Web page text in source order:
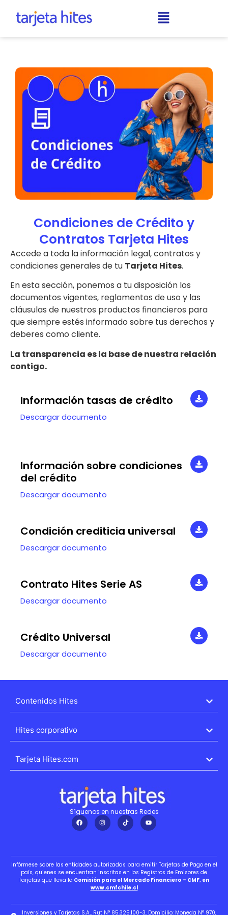
Condiciones de Crédito y
Contratos Tarjeta Hites
Accede a toda la información legal, contratos y
condiciones generales de tu Tarjeta Hites.
En esta sección, ponemos a tu disposición los
documentos vigentes, reglamentos de uso y las
cláusulas de nuestros productos financieros para
que siempre estés informado sobre tus derechos y
deberes como cliente.
La transparencia es la base de nuestra relación
contigo.
Información tasas de crédito
Descargar documento
Información sobre condiciones
del crédito
Descargar documento
Condición crediticia universal
Descargar documento
Contrato Hites Serie AS
Descargar documento
Crédito Universal
Descargar documento
Contenidos Hites
Hites corporativo
Tarjeta Hites.com
Síguenos en nuestras Redes
Infórmese sobre las entidades autorizadas para emitir Tarjetas de Pago en el
país, quienes se encuentran inscritas en los Registros de Emisores de
Tarjetas que lleva la Comisión para el Mercado Financiero – CMF, en
www.cmfchile.cl
Inversiones y Tarjetas S.A., Rut N° 85.325.100-3, Domicilio: Moneda N° 970,